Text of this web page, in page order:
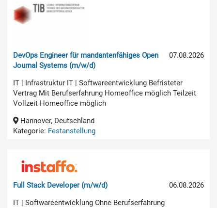
07.08.2026
DevOps Engineer für mandantenfähiges Open
Journal Systems (m/w/d)
IT | Infrastruktur IT | Softwareentwicklung Befristeter
Vertrag Mit Berufserfahrung Homeoffice möglich Teilzeit
Vollzeit Homeoffice möglich
Hannover, Deutschland
Kategorie: Festanstellung
06.08.2026
Full Stack Developer (m/w/d)
IT | Softwareentwicklung Ohne Berufserfahrung